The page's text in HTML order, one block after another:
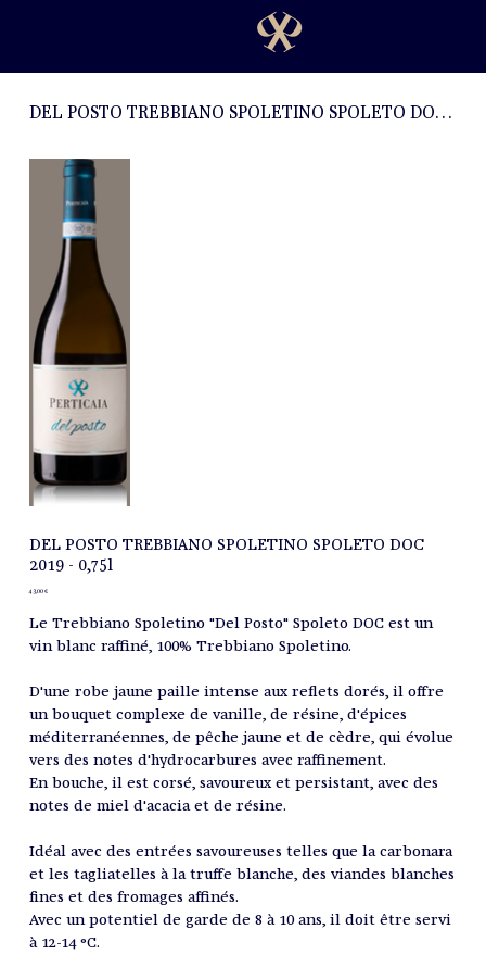
DEL POSTO TREBBIANO SPOLETINO SPOLETO DOC
2019 - 0,75l
Prix
43,00 €
Le Trebbiano Spoletino "Del Posto" Spoleto DOC est un
vin blanc raffiné, 100% Trebbiano Spoletino.
D'une robe jaune paille intense aux reflets dorés, il offre
un bouquet complexe de vanille, de résine, d'épices
méditerranéennes, de pêche jaune et de cèdre, qui évolue
vers des notes d'hydrocarbures avec raffinement.
En bouche, il est corsé, savoureux et persistant, avec des
notes de miel d'acacia et de résine.
Idéal avec des entrées savoureuses telles que la carbonara
et les tagliatelles à la truffe blanche, des viandes blanches
fines et des fromages affinés.
Avec un potentiel de garde de 8 à 10 ans, il doit être servi
à 12-14 °C.